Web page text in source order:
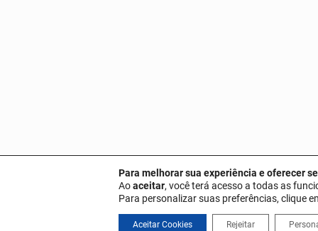
Para melhorar sua experiência e oferecer
Aoaceitar, você terá acesso a todas as
Para personalizar suas preferências, clique
Aceitar Cookies Rejeitar